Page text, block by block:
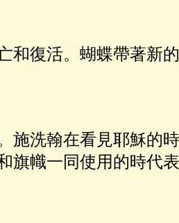
和復活。蝴蝶帶著新
施洗翰在看見耶穌的
旗幟一同使用的時代